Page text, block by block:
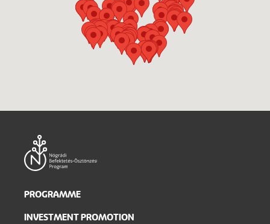
Main
navigation
PROGRAMME
INVESTMENT PROMOTION